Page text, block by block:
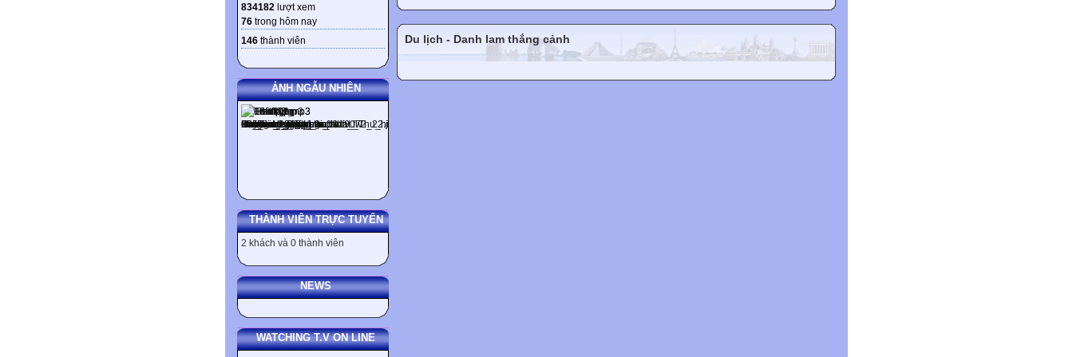
834182 lượt xem
76 trong hôm nay
146 thành viên
ẢNH NGẪU NHIÊN
THÀNH VIÊN TRỰC TUYẾN
2 khách và 0 thành viên
NEWS
WATCHING T.V ON LINE
Du lịch - Danh lam thắng cảnh